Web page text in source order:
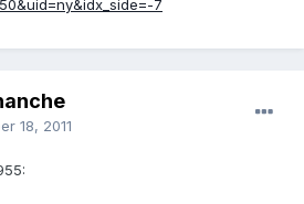
7
18, 2011